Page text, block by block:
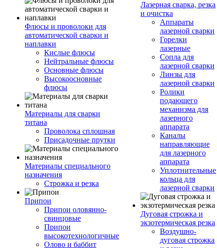
Флюсы и проволоки для
автоматической сварки и
наплавки
Кислые флюсы
Нейтральные флюсы
Основные флюсы
Высокоосновные
флюсы
Материалы для сварки
титана
Проволока сплошная
Присадочные прутки
Материалы специального
назначения
Строжка и резка
Припои
Припои оловянно-
свинцовые
Припои
высокотехнологичные
Олово и баббит
Лазерная сварка, резка
и очистка
Аппараты
лазерной сварки
Горелки
лазерные
Сопла для
лазерной сварки
Линзы для
лазерной сварки
Ролики
подающего
механизма для
лазерного
аппарата
Каналы
направляющие
для лазерного
аппарата
Уплотнительные
кольца для
лазерной сварки
Дуговая строжка и
экзотермическая резка
Воздушно-
дуговая строжка